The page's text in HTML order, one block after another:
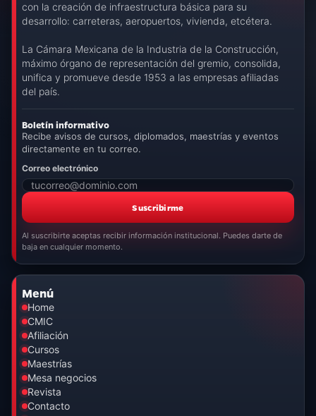
con la creación de infraestructura básica para su
desarrollo: carreteras, aeropuertos, vivienda, etcétera.
La Cámara Mexicana de la Industria de la Construcción,
máximo órgano de representación del gremio, consolida,
unifica y promueve desde 1953 a las empresas afiliadas
del país.
Boletín informativo
Recibe avisos de cursos, diplomados, maestrías y eventos
directamente en tu correo.
Correo electrónico
Suscribirme
Al suscribirte aceptas recibir información institucional. Puedes darte de
baja en cualquier momento.
Menú
Home
CMIC
Afiliación
Cursos
Maestrías
Mesa negocios
Revista
Contacto